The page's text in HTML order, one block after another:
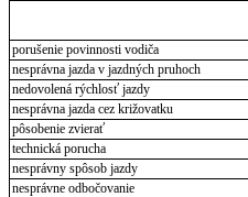
porušenie povinnosti vodiča
nesprávna jazda v jazdných pruhoch
nedovolená rýchlosť jazdy
nesprávna jazda cez križovatku
pôsobenie zvierať
technická porucha
nesprávny spôsob jazdy
nesprávne odbočovanie